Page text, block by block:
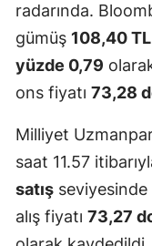
radarında.
gümüş 108,40 TL
yüzde 0,79
ons fiyatı 73,28
Milliyet
saat 11.57
satış seviyesinde
alış fiyatı 73,27